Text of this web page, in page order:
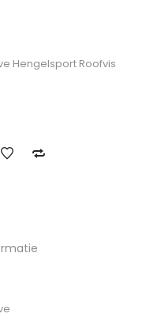
Hengelsport Roofvis